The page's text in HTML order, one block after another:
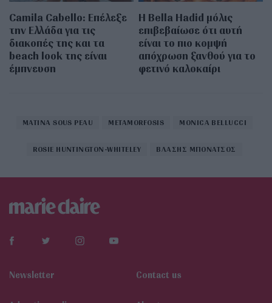
Camila Cabello: Επέλεξε
την Ελλάδα για τις
διακοπές της και τα
beach look της είναι
έμπνευση
Η Bella Hadid μόλις
επιβεβαίωσε ότι αυτή
είναι το πιο κομψή
απόχρωση ξανθού για το
φετινό καλοκαίρι
MATINA SOUS PEAU METAMORFOSIS MONICA BELLUCCI
ROSIE HUNTINGTON-WHITELEY ΒΛΑΣΗΣ ΜΠΟΝΑΤΣΟΣ
Newsletter Contact us